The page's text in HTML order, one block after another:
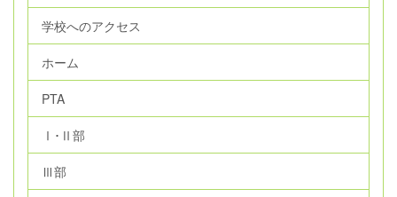
学校へのアクセス
ホーム
PTA
Ⅰ･Ⅱ部
Ⅲ部